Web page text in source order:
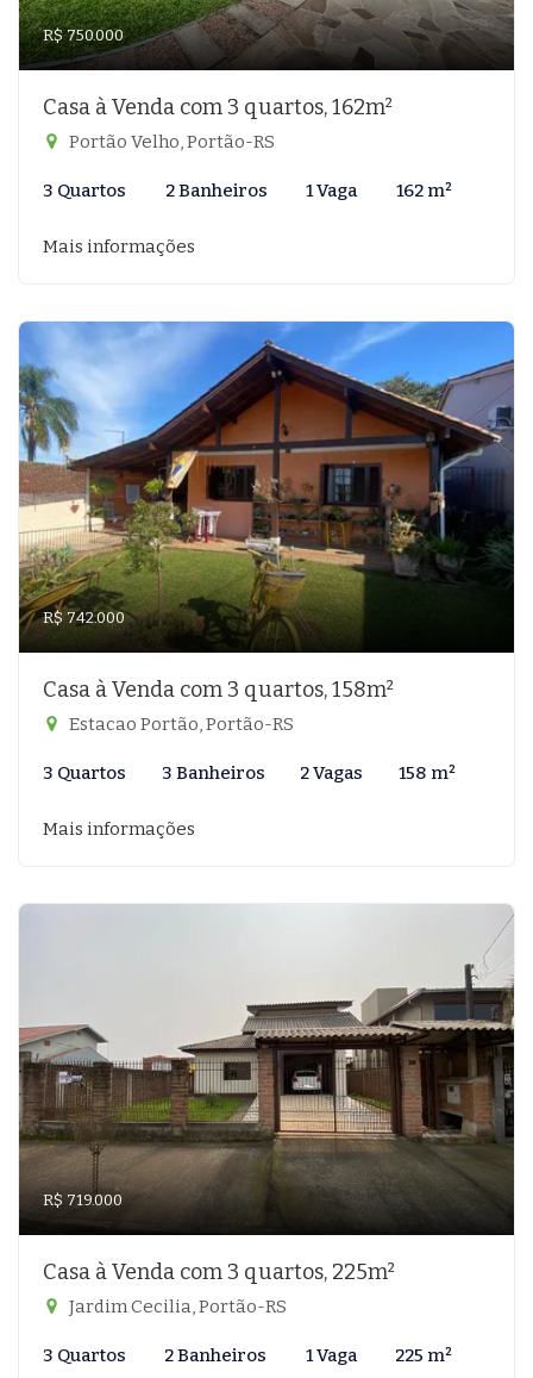
R$ 750.000
Casa à Venda com 3 quartos, 162m²
Portão Velho, Portão-RS
3 Quartos 2 Banheiros 1 Vaga 162 m²
Mais informações
R$ 742.000
Casa à Venda com 3 quartos, 158m²
Estacao Portão, Portão-RS
3 Quartos 3 Banheiros 2 Vagas 158 m²
Mais informações
R$ 719.000
Casa à Venda com 3 quartos, 225m²
Jardim Cecilia, Portão-RS
3 Quartos 2 Banheiros 1 Vaga 225 m²